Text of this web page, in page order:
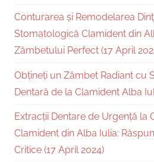
Conturarea și Remodelarea
Stomatologică Clamident din
Zâmbetului Perfect (17 April
Obțineți un Zâmbet Radiant cu
Dentară de la Clamident Alba
Extracții Dentare de Urgență la
Clamident din Alba Iulia:
Critice (17 April 2024)